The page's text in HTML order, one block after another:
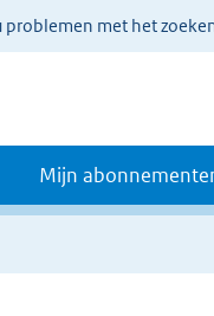
met het
Mijn